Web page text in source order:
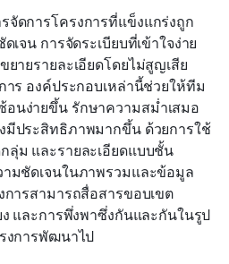
จัดการโครงการที่แข็งแกร่งถูก
เจน การจัดระเบียบที่เข้าใจง่าย
ายรายละเอียดโดยไม่สูญเสีย
ร องค์ประกอบเหล่านี้ช่วยให้ทีม
นง่ายขึ้น รักษาความสม่ำเสมอ
มีประสิทธิภาพมากขึ้น ด้วยการใช้
ม และรายละเอียดแบบชั้น
มชัดเจนในภาพรวมและข้อมูล
การสามารถสื่อสารขอบเขต
และการพึ่งพาซึ่งกันและกันในรูป
งการพัฒนาไป